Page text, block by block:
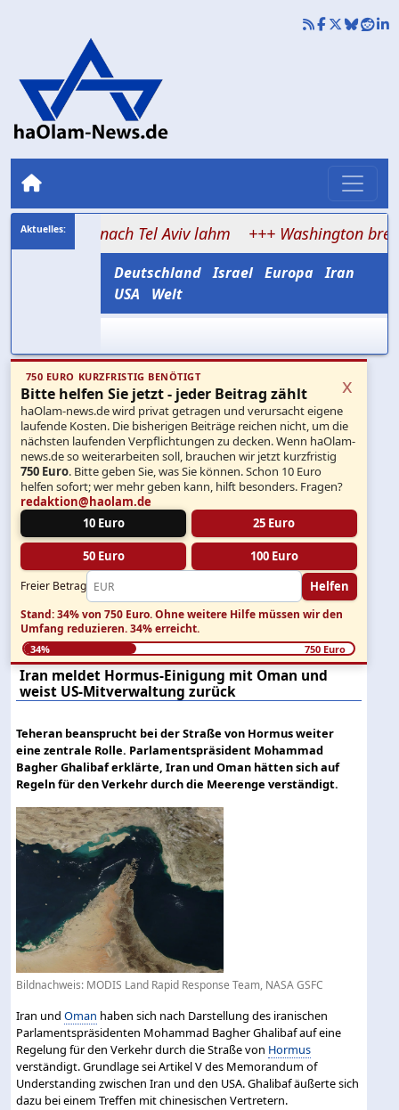
nach Tel Aviv lahm +++ Washington bremst
Deutschland Israel Europa Iran
USA
Welt
750 EURO KURZFRISTIG BENÖTIGT
Bitte helfen Sie jetzt - jeder Beitrag zählt
haOlam-news.de wird privat getragen und verursacht eigene
laufende Kosten. Die bisherigen Beiträge reichen nicht, um die
nächsten laufenden Verpflichtungen zu decken. Wenn haOlam-
news.de so weiterarbeiten soll, brauchen wir jetzt kurzfristig
750 Euro. Bitte geben Sie, was Sie können. Schon 10 Euro
helfen sofort; wer mehr geben kann, hilft besonders. Fragen?
redaktion@haolam.de
10 Euro
25 Euro
50 Euro 100 Euro
Freier Betrag Helfen
x
Stand: 34% von 750 Euro.Ohne weitere Hilfe müssen wir den
Umfang reduzieren.34% erreicht.
34% 750 Euro
Iran meldet Hormus-Einigung mit Oman und
weist US-Mitverwaltung zurück
Teheran beansprucht bei der Straße von Hormus weiter
eine zentrale Rolle. Parlamentspräsident Mohammad
Bagher Ghalibaf erklärte, Iran und Oman hätten sich auf
Regeln für den Verkehr durch die Meerenge verständigt.
Bildnachweis: MODIS Land Rapid Response Team, NASA GSFC
Iran undOman haben sich nach Darstellung des iranischen
Parlamentspräsidenten Mohammad Bagher Ghalibaf auf eine
Regelung für den Verkehr durch die Straße von Hormus
verständigt. Grundlage sei Artikel V des Memorandum of
Understanding zwischen Iran und den USA. Ghalibaf äußerte sich
dazu bei einem Treffen mit chinesischen Vertretern.